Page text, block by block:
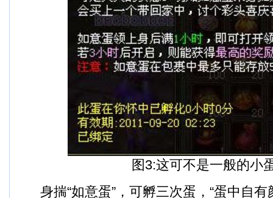
图3:这可不是一般的小
身揣“如意蛋”，可孵三次蛋，“蛋中自有